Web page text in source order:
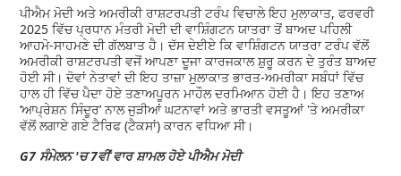
ਪੀਐਮ ਮੋਦੀ ਅਤੇ ਅਮਰੀਕੀ ਰਾਸ਼ਟਰਪਤੀ ਟਰੰਪ ਵਿਚਾਲੇ ਇਹ ਮੁਲਾਕਾਤ, ਫਰਵਰੀ
2025 ਵਿੱਚ ਪ੍ਰਧਾਨ ਮੰਤਰੀ ਮੋਦੀ ਦੀ ਵਾਸ਼ਿੰਗਟਨ ਯਾਤਰਾ ਤੋਂ ਬਾਅਦ ਪਹਿਲੀ
ਆਹਮੋ-ਸਾਹਮਣੇ ਦੀ ਗੱਲਬਾਤ ਹੈ। ਦੱਸ ਦੇਈਏ ਕਿ ਵਾਸ਼ਿੰਗਟਨ ਯਾਤਰਾ ਟਰੰਪ ਵੱਲੋਂ
ਅਮਰੀਕੀ ਰਾਸ਼ਟਰਪਤੀ ਵਜੋਂ ਆਪਣਾ ਦੂਜਾ ਕਾਰਜਕਾਲ ਸ਼ੁਰੂ ਕਰਨ ਦੇ ਤੁਰੰਤ ਬਾਅਦ
ਹੋਈ ਸੀ। ਦੋਵਾਂ ਨੇਤਾਵਾਂ ਦੀ ਇਹ ਤਾਜ਼ਾ ਮੁਲਾਕਾਤ ਭਾਰਤ-ਅਮਰੀਕਾ ਸਬੰਧਾਂ ਵਿੱਚ
ਹਾਲ ਹੀ ਵਿੱਚ ਪੈਦਾ ਹੋਏ ਤਣਾਅਪੂਰਨ ਮਾਹੌਲ ਦਰਮਿਆਨ ਹੋਈ ਹੈ। ਇਹ ਤਣਾਅ
‘ਆਪ੍ਰੇਸ਼ਨ ਸਿੰਦੂਰ’ ਨਾਲ ਜੁੜੀਆਂ ਘਟਨਾਵਾਂ ਅਤੇ ਭਾਰਤੀ ਵਸਤੂਆਂ 'ਤੇ ਅਮਰੀਕਾ
ਵੱਲੋਂ ਲਗਾਏ ਗਏ ਟੈਰਿਫ (ਟੈਕਸਾਂ) ਕਾਰਨ ਵਧਿਆ ਸੀ।
G7 ਸੰਮੇਲਨ 'ਚ 7ਵੀਂ ਵਾਰ ਸ਼ਾਮਲ ਹੋਏ ਪੀਐਮ ਮੋਦੀ